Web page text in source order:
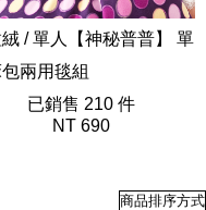
/ 單人【神秘普普】 單
包兩用毯組
已銷售 210 件
NT 690